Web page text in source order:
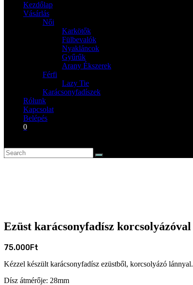
Kezdőlap
Vásárlás
Női
Karkötők
Fülbevalók
Nyakláncok
Gyűrűk
Arany Ékszerek
Férfi
Lazy Tie
Karácsonyfadíszek
Rólunk
Kapcsolat
Belépés
0
Ezüst karácsonyfadísz korcsolyázóval
75.000Ft
Kézzel készült karácsonyfadísz ezüstből, korcsolyázó lánnyal.
Dísz átmérője: 28mm